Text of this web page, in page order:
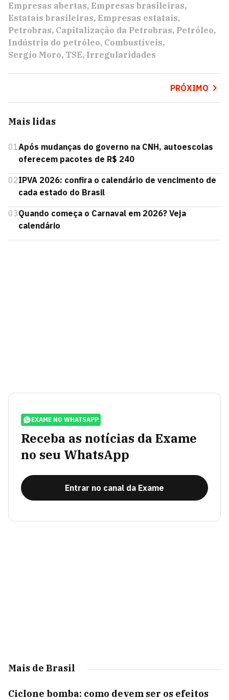
Empresas abertas Empresas brasileiras
Estatais brasileiras Empresas estatais
Petrobras Capitalização da Petrobras Petróleo
Indústria do petróleo Combustíveis
Sergio Moro TSE Irregularidades
PRÓXIMO
Mais lidas
01Após mudanças do governo na CNH, autoescolas
oferecem pacotes de R$ 240
02IPVA 2026: confira o calendário de vencimento de
cada estado do Brasil
03Quando começa o Carnaval em 2026? Veja
calendário
EXAME NO WHATSAPP
Receba as notícias da Exame
no seu WhatsApp
Entrar no canal da Exame
Mais de Brasil
Ciclone bomba: como devem ser os efeitos